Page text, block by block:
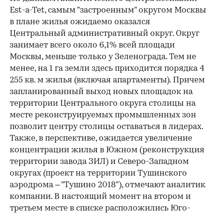
Est-a-Tet, самым "застроенным" округом Москвы
в плане жилья ожидаемо оказался
Центральный административный округ. Округ
занимает всего около 6,1% всей площади
Москвы, меньше только у Зеленограда. Тем не
менее, на 1 га земли здесь приходится порядка 4
255 кв. м жилья (включая апартаменты). Причем
запланированный выход новых площадок на
территории Центрального округа столицы на
месте реконструируемых промышленных зон
позволит центру столицы оставаться в лидерах.
Также, в перспективе, ожидается увеличение
концентрации жилья в Южном (реконструкция
территории завода ЗИЛ) и Северо-Западном
округах (проект на территории Тушинского
аэродрома – "Тушино 2018"), отмечают аналитик
компании. В настоящий момент на втором и
третьем месте в списке расположились Юго-